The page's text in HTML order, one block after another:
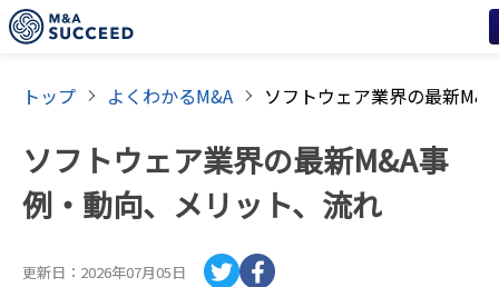
トップ よくわかるM&A
ソフトウェア業界の最新M&A事
例・動向、メリット、流れ
更新日： 2026年07月05日